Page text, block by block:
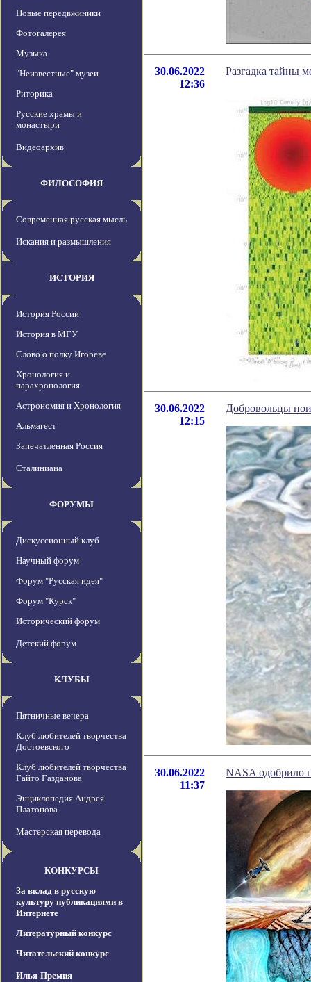
Новые передвжиники
Фотогалерея
Музыка
"Неизвестные" музеи
Риторика
Русские храмы и
монастыри
Видеоархив
ФИЛОСОФИЯ
Современная русская мысль
Искания и размышления
ИСТОРИЯ
История России
История в МГУ
Слово о полку Игореве
Хронология и
парахронология
Астрономия и Хронология
Альмагест
Запечатленная Россия
Сталиниана
ФОРУМЫ
Дискуссионный клуб
Научный форум
Форум "Русская идея"
Форум "Курск"
Исторический форум
Детский форум
КЛУБЫ
Пятничные вечера
Клуб любителей творчества
Достоевского
Клуб любителей творчества
Гайто Газданова
Энциклопедия Андрея
Платонова
Мастерская перевода
КОНКУРСЫ
За вклад в русскую
культуру публикациями в
Интернете
Литературный конкурс
Читательский конкурс
Илья-Премия
30.06.2022
12:36
Разгадка тайны
30.06.2022
12:15
Добровольцы
30.06.2022
11:37
NASA одобрило